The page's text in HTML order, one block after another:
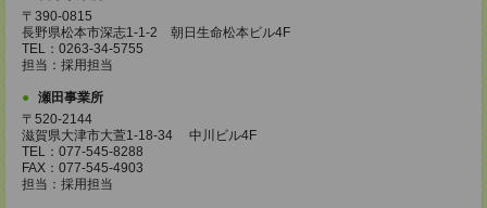
〒390-0815
長野県松本市深志1-1-2 朝日生命松本ビル4F
TEL：0263-34-5755
担当：採用担当
瀬田事業所
〒520-2144
滋賀県大津市大萱1-18-34 中川ビル4F
TEL：077-545-8288
FAX：077-545-4903
担当：採用担当